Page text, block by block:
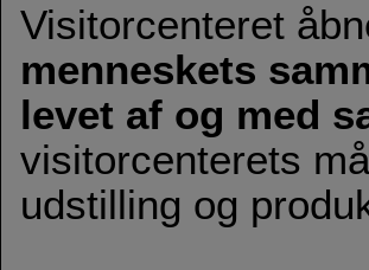
Visitorcenteret
menneskets
levet af og med
visitorcenterets
udstilling og